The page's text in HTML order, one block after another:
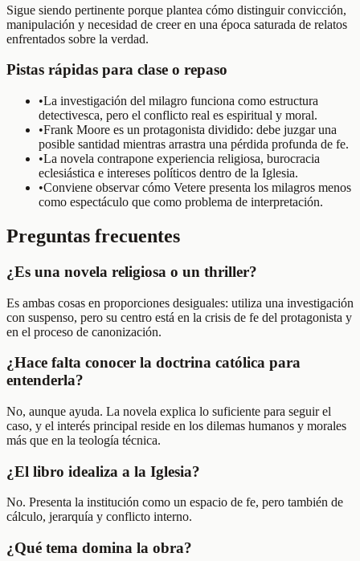
Sigue siendo pertinente porque plantea cómo distinguir convicción,
manipulación y necesidad de creer en una época saturada de relatos
enfrentados sobre la verdad.
Pistas rápidas para clase o repaso
•La investigación del milagro funciona como estructura
detectivesca, pero el conflicto real es espiritual y moral.
•Frank Moore es un protagonista dividido: debe juzgar una
posible santidad mientras arrastra una pérdida profunda de fe.
•La novela contrapone experiencia religiosa, burocracia
eclesiástica e intereses políticos dentro de la Iglesia.
•Conviene observar cómo Vetere presenta los milagros menos
como espectáculo que como problema de interpretación.
Preguntas frecuentes
¿Es una novela religiosa o un thriller?
Es ambas cosas en proporciones desiguales: utiliza una investigación
con suspenso, pero su centro está en la crisis de fe del protagonista y
en el proceso de canonización.
¿Hace falta conocer la doctrina católica para
entenderla?
No, aunque ayuda. La novela explica lo suficiente para seguir el
caso, y el interés principal reside en los dilemas humanos y morales
más que en la teología técnica.
¿El libro idealiza a la Iglesia?
No. Presenta la institución como un espacio de fe, pero también de
cálculo, jerarquía y conflicto interno.
¿Qué tema domina la obra?